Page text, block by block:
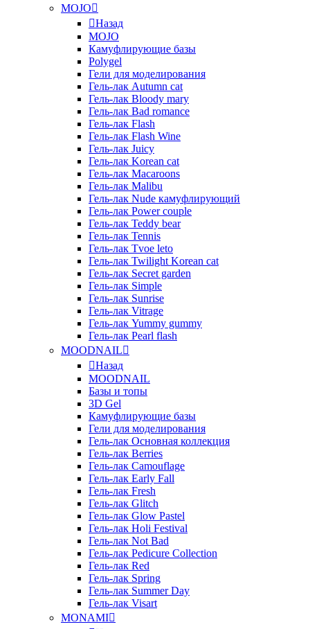
MOJO
Назад
MOJO
Камуфлирующие базы
Polygel
Гели для моделирования
Гель-лак Autumn cat
Гель-лак Bloody mary
Гель-лак Bad romance
Гель-лак Flash
Гель-лак Flash Wine
Гель-лак Juicy
Гель-лак Korean cat
Гель-лак Macaroons
Гель-лак Malibu
Гель-лак Nude камуфлирующий
Гель-лак Power couple
Гель-лак Teddy bear
Гель-лак Tennis
Гель-лак Tvoe leto
Гель-лак Twilight Korean cat
Гель-лак Secret garden
Гель-лак Simple
Гель-лак Sunrise
Гель-лак Vitrage
Гель-лак Yummy gummy
Гель-лак Pearl flash
MOODNAIL
Назад
MOODNAIL
Базы и топы
3D Gel
Камуфлирующие базы
Гели для моделирования
Гель-лак Основная коллекция
Гель-лак Berries
Гель-лак Camouflage
Гель-лак Early Fall
Гель-лак Fresh
Гель-лак Glitch
Гель-лак Glow Pastel
Гель-лак Holi Festival
Гель-лак Not Bad
Гель-лак Pedicure Collection
Гель-лак Red
Гель-лак Spring
Гель-лак Summer Day
Гель-лак Visart
MONAMI